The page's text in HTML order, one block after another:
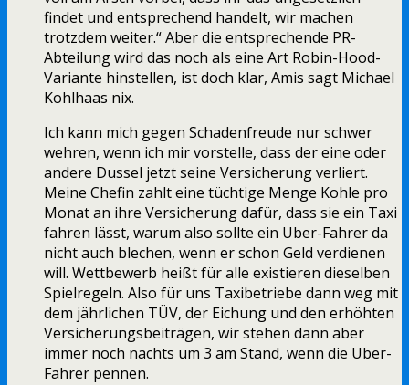
findet und entsprechend handelt, wir machen
trotzdem weiter.“ Aber die entsprechende PR-
Abteilung wird das noch als eine Art Robin-Hood-
Variante hinstellen, ist doch klar, Amis sagt Michael
Kohlhaas nix.
Ich kann mich gegen Schadenfreude nur schwer
wehren, wenn ich mir vorstelle, dass der eine oder
andere Dussel jetzt seine Versicherung verliert.
Meine Chefin zahlt eine tüchtige Menge Kohle pro
Monat an ihre Versicherung dafür, dass sie ein Taxi
fahren lässt, warum also sollte ein Uber-Fahrer da
nicht auch blechen, wenn er schon Geld verdienen
will. Wettbewerb heißt für alle existieren dieselben
Spielregeln. Also für uns Taxibetriebe dann weg mit
dem jährlichen TÜV, der Eichung und den erhöhten
Versicherungsbeiträgen, wir stehen dann aber
immer noch nachts um 3 am Stand, wenn die Uber-
Fahrer pennen.